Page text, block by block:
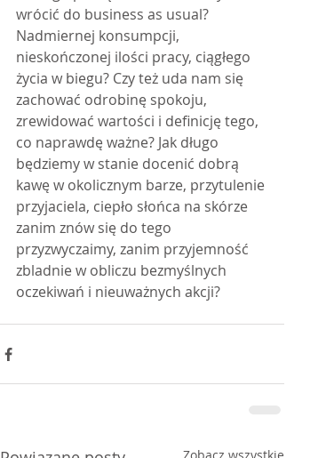
wrócić do business as usual?
Nadmiernej konsumpcji,
nieskończonej ilości pracy, ciągłego
życia w biegu? Czy też uda nam się
zachować odrobinę spokoju,
zrewidować wartości i definicję tego,
co naprawdę ważne? Jak długo
będziemy w stanie docenić dobrą
kawę w okolicznym barze, przytulenie
przyjaciela, ciepło słońca na skórze
zanim znów się do tego
przyzwyczaimy, zanim przyjemność
zbladnie w obliczu bezmyślnych
oczekiwań i nieuważnych akcji?